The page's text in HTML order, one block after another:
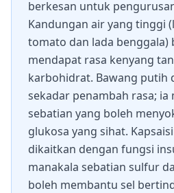
berkesan untuk
Kandungan air yang tinggi
tomato dan lada benggala)
mendapat rasa kenyang
karbohidrat. Bawang putih
sekadar penambah rasa; ia
sebatian yang boleh
glukosa yang sihat.
dikaitkan dengan fungsi
manakala sebatian sulfur
boleh membantu sel